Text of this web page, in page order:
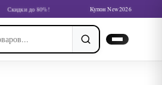
Скидки до 80%! Купон New2026